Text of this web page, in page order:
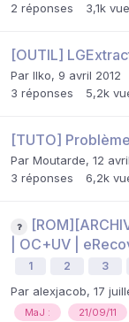
2 réponses 3,1k
[OUTIL]
Par Ilko, 9 avril 2012
3 réponses 5,2k
[TUTO]
Par Moutarde, 12
3 réponses 6,2k
| OC+UV |
1 2 3
Par alexjacob, 17
MaJ : 21/09/11